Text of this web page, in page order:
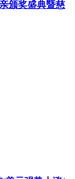
颁奖盛典暨慈